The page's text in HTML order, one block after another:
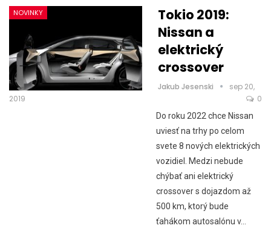
NOVINKY
Tokio 2019:
Nissan a
elektrický
crossover
Jakub Jesenski
sep 20,
2019
0
Do roku 2022 chce Nissan
uviesť na trhy po celom
svete 8 nových elektrických
vozidiel. Medzi nebude
chýbať ani elektrický
crossover s dojazdom až
500 km, ktorý bude
ťahákom autosalónu v…